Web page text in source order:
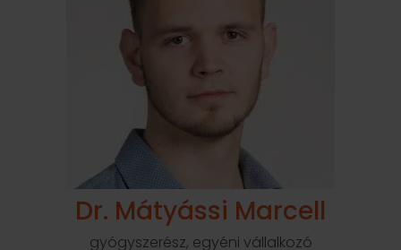
Dr. Mátyássi Marcell
gyógyszerész, egyéni vállalkozó